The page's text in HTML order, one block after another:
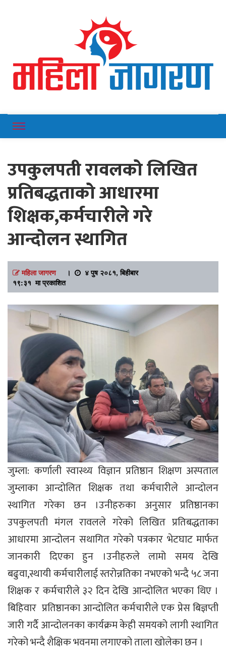
Mahilajagaran
उपकुलपती रावलको लिखित
प्रतिबद्धताको आधारमा
शिक्षक,कर्मचारीले गरे
आन्दोलन स्थागित
महिला जागरण।
४ पुष २०८१, बिहीबार
१९:३१ मा प्रकाशित
जुम्ला: कर्णाली स्वास्थ्य विज्ञान प्रतिष्ठान शिक्षण अस्पताल
जुम्लाका आन्दोलित शिक्षक तथा कर्मचारीले आन्दोलन
स्थागित गरेका छन ।उनीहरुका अनुसार प्रतिष्ठानका
उपकुलपती मंगल रावलले गरेको लिखित प्रतिबद्धताका
आधारमा आन्दोलन सथागित गरेको पत्रकार भेटघाट मार्फत
जानकारी दिएका हुन ।उनीहरुले लामो समय देखि
बढुवा,स्थायी कर्मचारीलाई स्तरोन्नतिका नभएको भन्दै ५८ जना
शिक्षक र कर्मचारीले ३२ दिन देखि आन्दोलित भएका थिए ।
बिहिवार प्रतिष्ठानका आन्दोलित कर्मचारीले एक प्रेस बिज्ञप्ती
जारी गर्दै आन्दोलनका कार्यक्रम केही समयको लागी स्थागित
गरेको भन्दै शैक्षिक भवनमा लगाएकाे ताला खाेलेका छन ।